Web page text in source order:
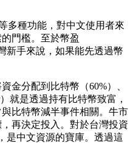
多種功能，對中文使用者來
門檻。至於幣盈
新手來說，如果能先透過幣
金分配到比特幣（60%）、
就是透過持有比特幣致富，
比特幣減半事件相關。牛市
再決定投入。對於台灣投資
是中文資源的寶庫。透過這